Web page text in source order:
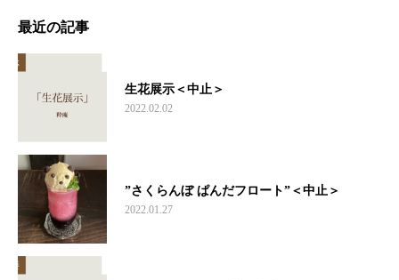
最近の記事
生花展示＜中止＞
2022.02.02
”さくらんぼ ぱんだフロート”＜中止＞
2022.01.27